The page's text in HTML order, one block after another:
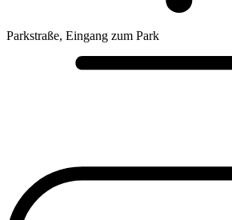
Parkstraße, Eingang zum Park